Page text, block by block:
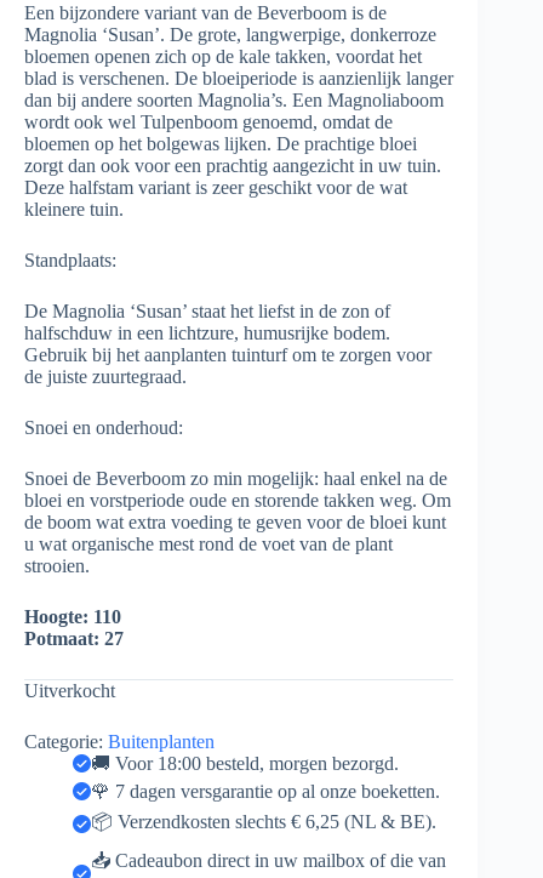
Een bijzondere variant van de Beverboom is de
Magnolia ‘Susan’. De grote, langwerpige, donkerroze
bloemen openen zich op de kale takken, voordat het
blad is verschenen. De bloeiperiode is aanzienlijk langer
dan bij andere soorten Magnolia’s. Een Magnoliaboom
wordt ook wel Tulpenboom genoemd, omdat de
bloemen op het bolgewas lijken. De prachtige bloei
zorgt dan ook voor een prachtig aangezicht in uw tuin.
Deze halfstam variant is zeer geschikt voor de wat
kleinere tuin.
Standplaats:
De Magnolia ‘Susan’ staat het liefst in de zon of
halfschduw in een lichtzure, humusrijke bodem.
Gebruik bij het aanplanten tuinturf om te zorgen voor
de juiste zuurtegraad.
Snoei en onderhoud:
Snoei de Beverboom zo min mogelijk: haal enkel na de
bloei en vorstperiode oude en storende takken weg. Om
de boom wat extra voeding te geven voor de bloei kunt
u wat organische mest rond de voet van de plant
strooien.
Hoogte: 110
Potmaat: 27
Uitverkocht
Categorie: Buitenplanten
🚚 Voor 18:00 besteld, morgen bezorgd.
🌹 7 dagen versgarantie op al onze boeketten.
📦 Verzendkosten slechts € 6,25 (NL & BE).
📥 Cadeaubon direct in uw mailbox of die van